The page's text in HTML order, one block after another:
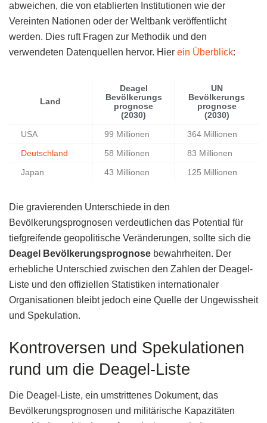
abweichen, die von etablierten Institutionen wie der
Vereinten Nationen oder der Weltbank veröffentlicht
werden. Dies ruft Fragen zur Methodik und den
verwendeten Datenquellen hervor. Hier ein Überblick:
Land
Deagel
Bevölkerungs
prognose
(2030)
UN
Bevölkerungs
prognose
(2030)
USA 99 Millionen 364 Millionen
Deutschland 58 Millionen 83 Millionen
Japan 43 Millionen 125 Millionen
Die gravierenden Unterschiede in den
Bevölkerungsprognosen verdeutlichen das Potential für
tiefgreifende geopolitische Veränderungen, sollte sich die
Deagel Bevölkerungsprognose bewahrheiten. Der
erhebliche Unterschied zwischen den Zahlen der Deagel-
Liste und den offiziellen Statistiken internationaler
Organisationen bleibt jedoch eine Quelle der Ungewissheit
und Spekulation.
Kontroversen und Spekulationen
rund um die Deagel-Liste
Die Deagel-Liste, ein umstrittenes Dokument, das
Bevölkerungsprognosen und militärische Kapazitäten